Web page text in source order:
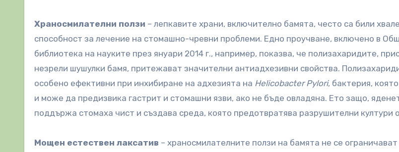
Храносмилателни ползи – лепкавите храни, включително бамята, често са били
способност за лечение на стомашно-чревни проблеми. Едно проучване, включено в
библиотека на науките през януари 2014 г., например, показва, че полизахаридите,
незрели шушулки бамя, притежават значителни антиадхезивни свойства.
особено ефективни при инхибиране на адхезията на Helicobacter Pylori, бактерия,
и може да предизвика гастрит и стомашни язви, ако не бъде овладяна. Ето защо,
поддържа стомаха чист и създава среда, която предотвратява разрушителни култури
Мощен естествен лаксатив – храносмилателните ползи на бамята не се